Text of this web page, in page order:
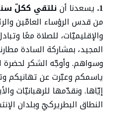
1. يسعدنا أننلتقي ككلّ
من قدس الرؤساء العامّين
والإقليميّات، للصلاة معًا
المجيد، بمشاركة السادة
وسواهم. وأوجّه الشكر لحضرة
ياسمكم وعبّرت عن تهانيكم
إيّاها. ونقدّمها للرهبانيّات
النطاق البطريركيّ وبلدان